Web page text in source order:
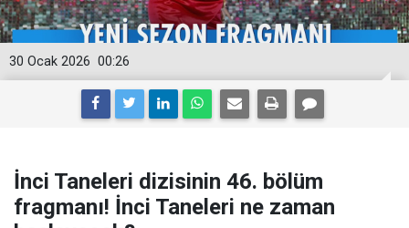
00:26
30 Ocak 2026
İnci Taneleri dizisinin 46. bölüm
fragmanı! İnci Taneleri ne zaman